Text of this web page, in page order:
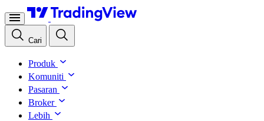
Cari
Produk
Komuniti
Pasaran
Broker
Lebih